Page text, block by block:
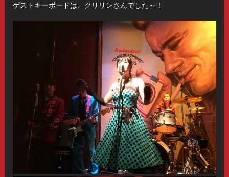
ゲストキーボードは、クリリンさんでした～！